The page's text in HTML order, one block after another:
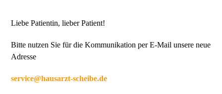
Liebe Patientin, lieber Patient!
Bitte nutzen Sie für die Kommunikation per E-Mail unsere neue
Adresse
service@hausarzt-scheibe.de